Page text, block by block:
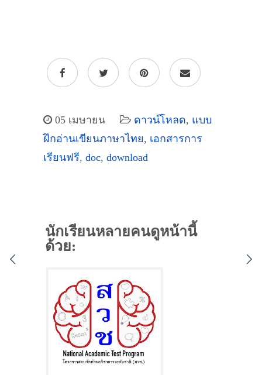
05 เมษายน ดาวน์โหลด, แบบ
ฝึกอ่านเขียนภาษาไทย, เอกสารการ
เรียนฟรี, doc, download
นักเรียนหลายคนดูหน้านี้
ด้วย: